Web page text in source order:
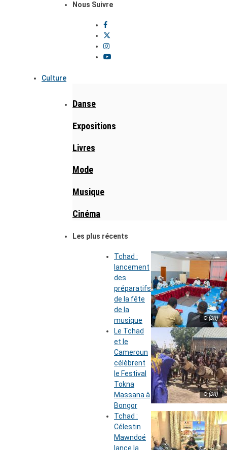
Nous Suivre
Culture
Danse
Expositions
Livres
Mode
Musique
Cinéma
Les plus récents
© (DR)
Tchad :
lancement
des
préparatifs
de la fête
de la
musique
© (DR)
Le Tchad
et le
Cameroun
célèbrent
le Festival
Tokna
Massana à
Bongor
Tchad :
Célestin
Mawndoé
lance la